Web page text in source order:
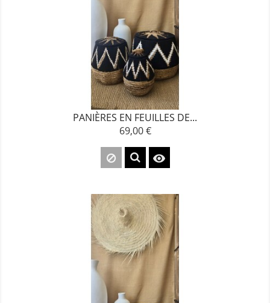
PANIÈRES EN FEUILLES DE...
Prix
69,00 €
